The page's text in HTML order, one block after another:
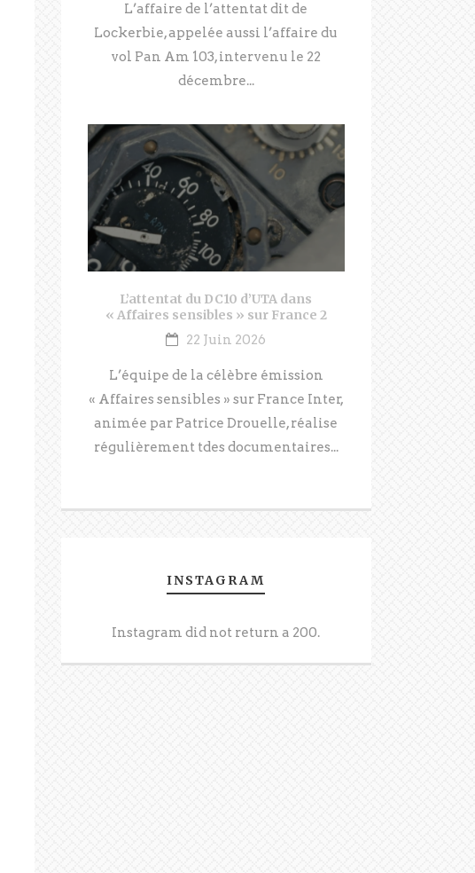
L’affaire de l’attentat dit de
Lockerbie, appelée aussi l’affaire du
vol Pan Am 103, intervenu le 22
décembre...
L’attentat du DC10 d’UTA dans
« Affaires sensibles » sur France 2
22 Juin 2026
L’équipe de la célèbre émission
« Affaires sensibles » sur France Inter,
animée par Patrice Drouelle, réalise
régulièrement tdes documentaires...
INSTAGRAM
Instagram did not return a 200.